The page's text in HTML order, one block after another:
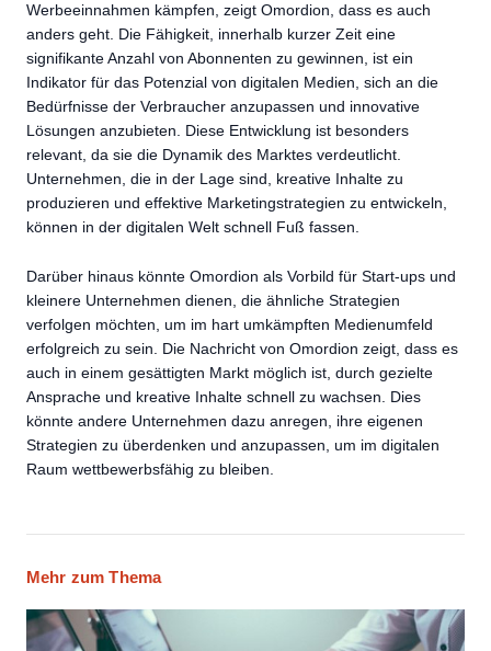
Werbeeinnahmen kämpfen, zeigt Omordion, dass es auch
anders geht. Die Fähigkeit, innerhalb kurzer Zeit eine
signifikante Anzahl von Abonnenten zu gewinnen, ist ein
Indikator für das Potenzial von digitalen Medien, sich an die
Bedürfnisse der Verbraucher anzupassen und innovative
Lösungen anzubieten. Diese Entwicklung ist besonders
relevant, da sie die Dynamik des Marktes verdeutlicht.
Unternehmen, die in der Lage sind, kreative Inhalte zu
produzieren und effektive Marketingstrategien zu entwickeln,
können in der digitalen Welt schnell Fuß fassen.
Darüber hinaus könnte Omordion als Vorbild für Start-ups und
kleinere Unternehmen dienen, die ähnliche Strategien
verfolgen möchten, um im hart umkämpften Medienumfeld
erfolgreich zu sein. Die Nachricht von Omordion zeigt, dass es
auch in einem gesättigten Markt möglich ist, durch gezielte
Ansprache und kreative Inhalte schnell zu wachsen. Dies
könnte andere Unternehmen dazu anregen, ihre eigenen
Strategien zu überdenken und anzupassen, um im digitalen
Raum wettbewerbsfähig zu bleiben.
Mehr zum Thema